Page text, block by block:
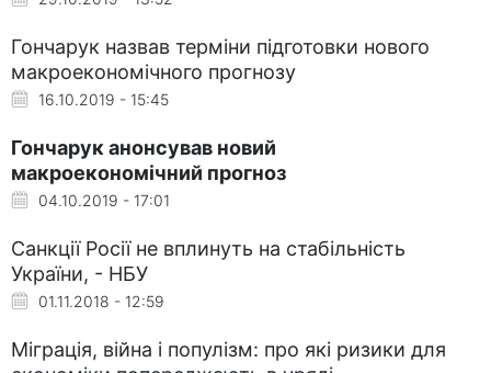
Гончарук назвав терміни підготовки нового
макроекономічного прогнозу
16.10.2019 - 15:45
Гончарук анонсував новий
макроекономічний прогноз
04.10.2019 - 17:01
Санкції Росії не вплинуть на стабільність
України, - НБУ
01.11.2018 - 12:59
Міграція, війна і популізм: про які ризики для